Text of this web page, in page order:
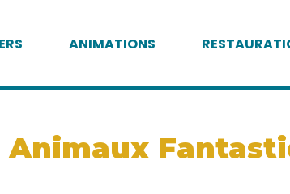
ANIMATIONS
Animaux